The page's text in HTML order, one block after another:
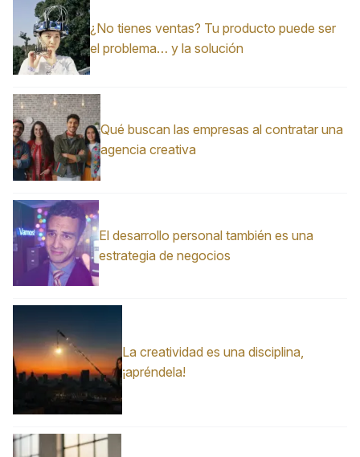
¿No tienes ventas? Tu producto puede ser
el problema… y la solución
Qué buscan las empresas al contratar una
agencia creativa
El desarrollo personal también es una
estrategia de negocios
La creatividad es una disciplina,
¡apréndela!